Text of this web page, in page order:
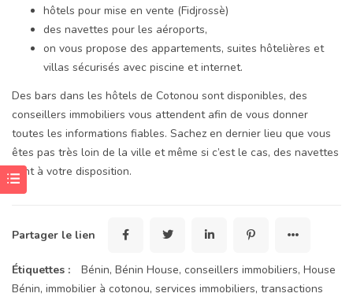
hôtels pour mise en vente (Fidjrossè)
des navettes pour les aéroports,
on vous propose des appartements, suites hôtelières et
villas sécurisés avec piscine et internet.
Des bars dans les hôtels de Cotonou sont disponibles, des
conseillers immobiliers vous attendent afin de vous donner
toutes les informations fiables. Sachez en dernier lieu que vous
êtes pas très loin de la ville et même si c’est le cas, des navettes
sont à votre disposition.
Partager le lien
Étiquettes : Bénin, Bénin House, conseillers immobiliers, House
Bénin, immobilier à cotonou, services immobiliers, transactions